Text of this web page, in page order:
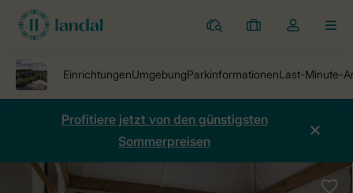
Ferienparks
Meine
Dropdown-
öffnen
Profitiere jetzt von den günstigsten
Sommerpreisen